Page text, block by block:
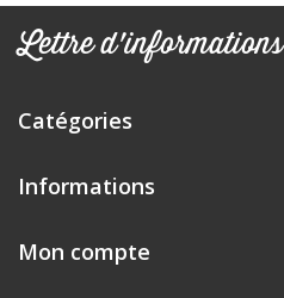
Lettre d'informations
Catégories
Informations
Mon compte